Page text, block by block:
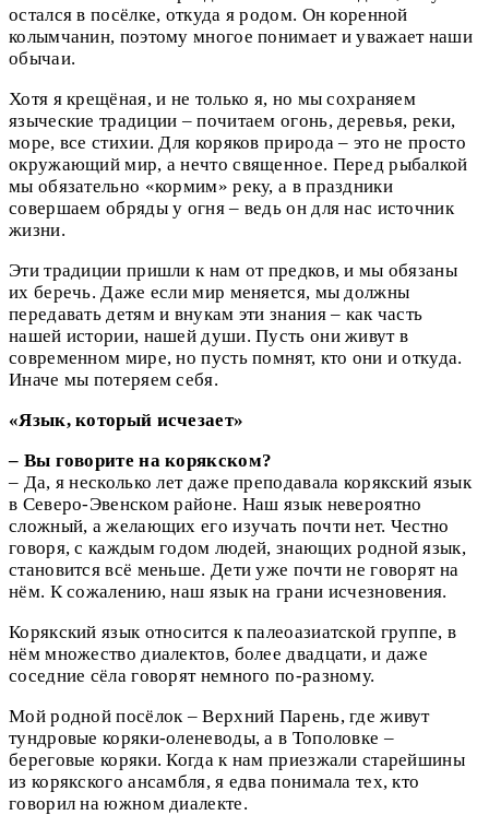
остался в посёлке, откуда я родом. Он коренной
колымчанин, поэтому многое понимает и уважает наши
обычаи.
Хотя я крещёная, и не только я, но мы сохраняем
языческие традиции – почитаем огонь, деревья, реки,
море, все стихии. Для коряков природа – это не просто
окружающий мир, а нечто священное. Перед рыбалкой
мы обязательно «кормим» реку, а в праздники
совершаем обряды у огня – ведь он для нас источник
жизни.
Эти традиции пришли к нам от предков, и мы обязаны
их беречь. Даже если мир меняется, мы должны
передавать детям и внукам эти знания – как часть
нашей истории, нашей души. Пусть они живут в
современном мире, но пусть помнят, кто они и откуда.
Иначе мы потеряем себя.
«Язык, который исчезает»
– Вы говорите на корякском?
– Да, я несколько лет даже преподавала корякский язык
в Северо-Эвенском районе. Наш язык невероятно
сложный, а желающих его изучать почти нет. Честно
говоря, с каждым годом людей, знающих родной язык,
становится всё меньше. Дети уже почти не говорят на
нём. К сожалению, наш язык на грани исчезновения.
Корякский язык относится к палеоазиатской группе, в
нём множество диалектов, более двадцати, и даже
соседние сёла говорят немного по-разному.
Мой родной посёлок – Верхний Парень, где живут
тундровые коряки-оленеводы, а в Тополовке –
береговые коряки. Когда к нам приезжали старейшины
из корякского ансамбля, я едва понимала тех, кто
говорил на южном диалекте.